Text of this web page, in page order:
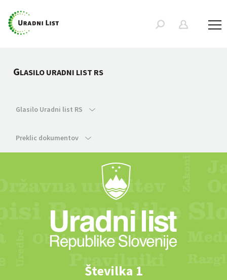
GLASILO URADNI LIST RS
Glasilo Uradni list RS
Preklic dokumentov
Številka 1